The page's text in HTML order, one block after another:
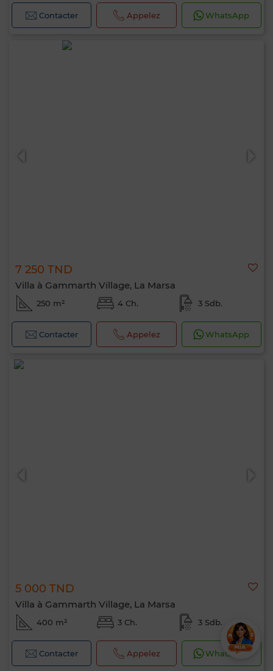
Contacter Appelez WhatsApp
7 250 TND
Villa à Gammarth Village, La Marsa
250 m² 4 Ch. 3 Sdb.
Contacter Appelez WhatsApp
5 000 TND
Villa à Gammarth Village, La Marsa
400 m² 3 Ch. 3 Sdb.
Contacter Appelez WhatsApp